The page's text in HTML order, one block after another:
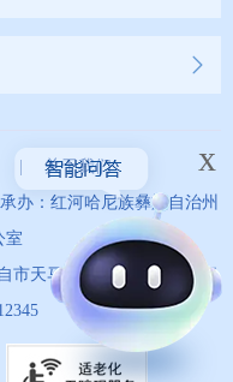
关于我们
办：红河哈尼族彝族自治州
室
市天马路67号 政务服务便
x